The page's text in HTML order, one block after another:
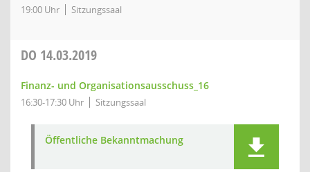
19:00 Uhr Sitzungssaal
DO 14.03.2019
Finanz- und Organisationsausschuss_16
16:30-17:30 Uhr Sitzungssaal
Öffentliche Bekanntmachung